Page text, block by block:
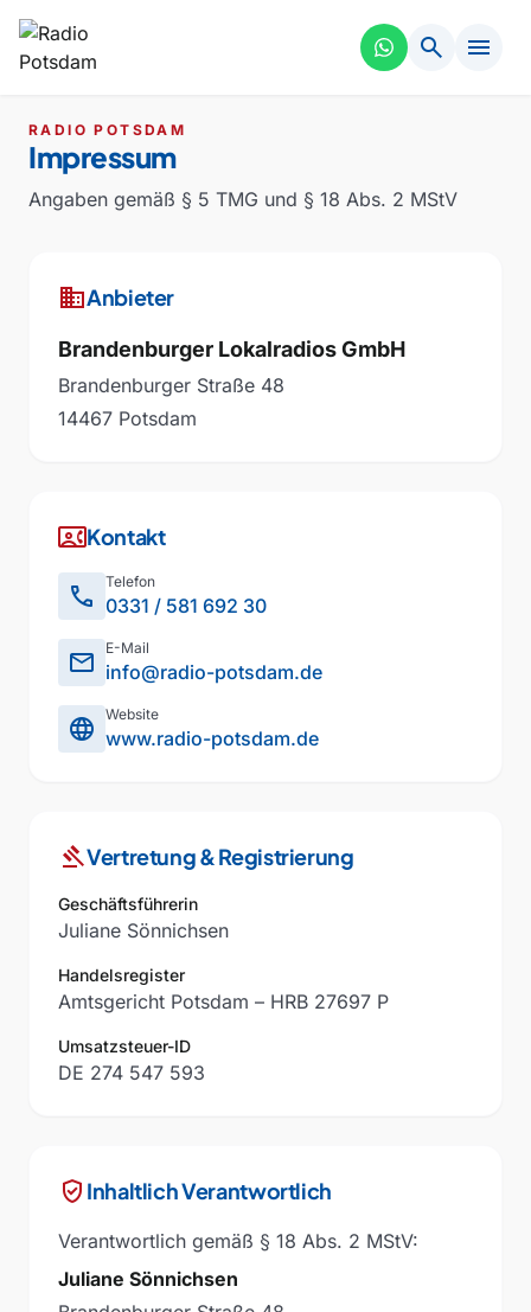
search menu
RADIO POTSDAM
Impressum
Angaben gemäß § 5 TMG und § 18 Abs. 2 MStV
businessAnbieter
Brandenburger Lokalradios GmbH
Brandenburger Straße 48
14467 Potsdam
contact_phoneKontakt
phone Telefon
0331 / 581 692 30
mail E-Mail
info@radio-potsdam.de
language Website
www.radio-potsdam.de
gavelVertretung & Registrierung
Geschäftsführerin
Juliane Sönnichsen
Handelsregister
Amtsgericht Potsdam – HRB 27697 P
Umsatzsteuer-ID
DE 274 547 593
verified_user Inhaltlich Verantwortlich
Verantwortlich gemäß § 18 Abs. 2 MStV:
Juliane Sönnichsen